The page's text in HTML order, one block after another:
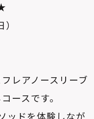
レアノースリーブ
ースです。
ッドを体験しなが